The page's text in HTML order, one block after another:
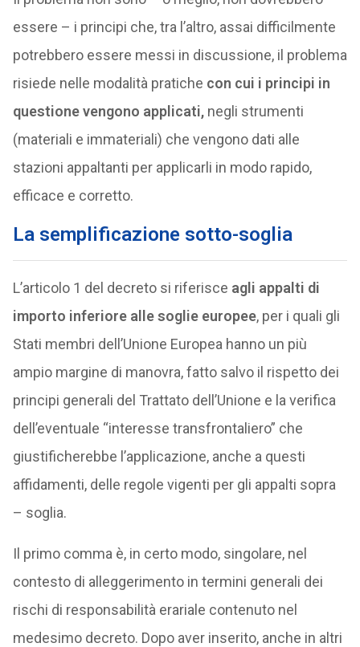
essere – i principi che, tra l’altro, assai difficilmente
potrebbero essere messi in discussione, il problema
risiede nelle modalità pratiche con cui i principi in
questione vengono applicati,negli strumenti
(materiali e immateriali) che vengono dati alle
stazioni appaltanti per applicarli in modo rapido,
efficace e corretto.
La semplificazione sotto-soglia
L’articolo 1 del decreto si riferisce agli appalti di
importo inferiore alle soglie europee, per i quali gli
Stati membri dell’Unione Europea hanno un più
ampio margine di manovra, fatto salvo il rispetto dei
principi generali del Trattato dell’Unione e la verifica
dell’eventuale “interesse transfrontaliero” che
giustificherebbe l’applicazione, anche a questi
affidamenti, delle regole vigenti per gli appalti sopra
– soglia.
Il primo comma è, in certo modo, singolare, nel
contesto di alleggerimento in termini generali dei
rischi di responsabilità erariale contenuto nel
medesimo decreto. Dopo aver inserito, anche in altri